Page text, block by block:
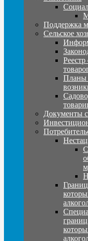
Поддержка
Сельское
Реестр
Планы
Документы